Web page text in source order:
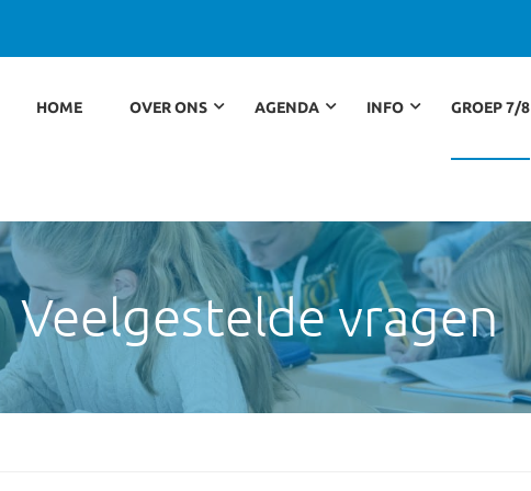
HOME OVER ONS AGENDA INFO GROEP 7/8
Veelgestelde vragen